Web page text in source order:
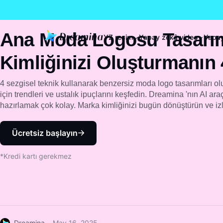
YZ resim Yapay zekâ video
Ana Moda Logosu
Kimliğinizi Oluşturmanın
4 sezgisel teknik kullanarak benzersiz moda logo tasarımları
için trendleri ve ustalık ipuçlarını keşfedin. Dreamina 'nın AI
hazırlamak çok kolay. Marka kimliğinizi bugün dönüştürün ve
Ücretsiz başlayın
*Kredi kartı gerekmez